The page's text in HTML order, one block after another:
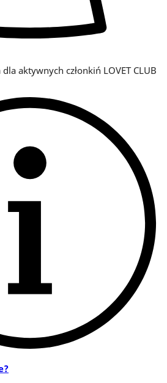
aktywnych członkiń LOVET CLUB